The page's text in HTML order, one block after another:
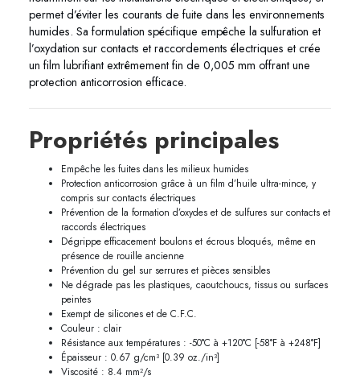
permet d’éviter les courants de fuite dans les environnements
humides. Sa formulation spécifique empêche la sulfuration et
l’oxydation sur contacts et raccordements électriques et crée
un film lubrifiant extrêmement fin de 0,005 mm offrant une
protection anticorrosion efficace.
Propriétés principales
Empêche les fuites dans les milieux humides
Protection anticorrosion grâce à un film d’huile ultra-mince, y
compris sur contacts électriques
Prévention de la formation d’oxydes et de sulfures sur contacts et
raccords électriques
Dégrippe efficacement boulons et écrous bloqués, même en
présence de rouille ancienne
Prévention du gel sur serrures et pièces sensibles
Ne dégrade pas les plastiques, caoutchoucs, tissus ou surfaces
peintes
Exempt de silicones et de C.F.C.
Couleur : clair
Résistance aux températures : -50°C à +120°C [-58°F à +248°F]
Épaisseur : 0.67 g/cm³ [0.39 oz./in³]
Viscosité : 8.4 mm²/s